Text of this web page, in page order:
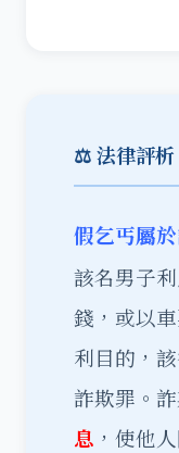
⚖️ 法律評析
假乞丐屬
該名男子
錢，或以
利目的，
詐欺罪。
息 ，使他